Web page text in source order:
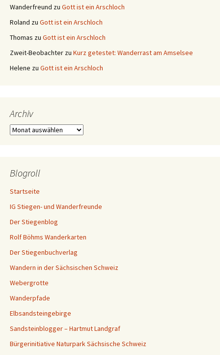
Wanderfreund zu Gott ist ein Arschloch
Roland zu Gott ist ein Arschloch
Thomas zu Gott ist ein Arschloch
Zweit-Beobachter zu Kurz getestet: Wanderrast am Amselsee
Helene zu Gott ist ein Arschloch
Archiv
Archiv
Blogroll
Startseite
IG Stiegen- und Wanderfreunde
Der Stiegenblog
Rolf Böhms Wanderkarten
Der Stiegenbuchverlag
Wandern in der Sächsischen Schweiz
Webergrotte
Wanderpfade
Elbsandsteingebirge
Sandsteinblogger – Hartmut Landgraf
Bürgerinitiative Naturpark Sächsische Schweiz